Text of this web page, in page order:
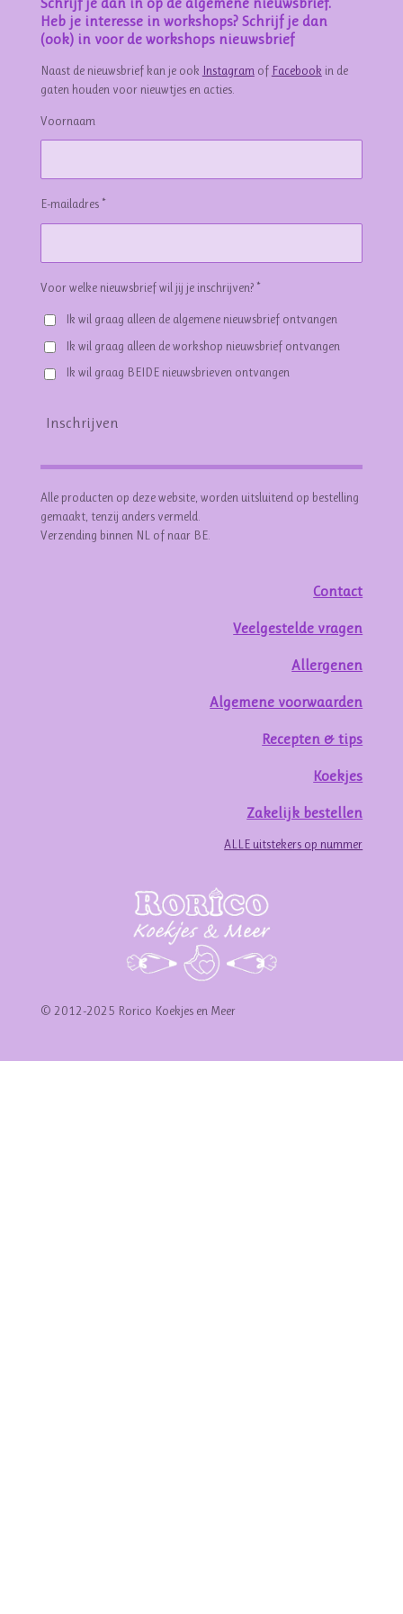
Heb je interesse in workshops? Schrijf je dan
(ook) in voor de workshops nieuwsbrief
Naast de nieuwsbrief kan je ook Instagram of Facebook in de
gaten houden voor nieuwtjes en acties.
Voornaam
E-mailadres *
Voor welke nieuwsbrief wil jij je inschrijven? *
Ik wil graag alleen de algemene nieuwsbrief ontvangen
Ik wil graag alleen de workshop nieuwsbrief ontvangen
Ik wil graag BEIDE nieuwsbrieven ontvangen
Inschrijven
Alle producten op deze website, worden uitsluitend op bestelling
gemaakt, tenzij anders vermeld.
Verzending binnen NL of naar BE.
Contact
Veelgestelde vragen
Allergenen
Algemene voorwaarden
Recepten & tips
Koekjes
Zakelijk bestellen
ALLE uitstekers op nummer
© 2012-2025 Rorico Koekjes en Meer